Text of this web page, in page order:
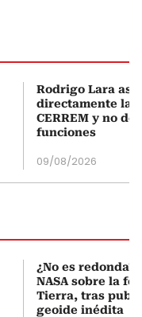
Rodrigo Lara
directamente la
CERREM y no
funciones
09/08/2026
¿No es redonda?
NASA sobre la
Tierra, tras
geoide inédita